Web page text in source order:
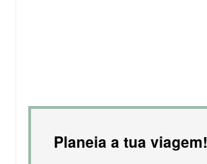
Planeia a tua viagem!